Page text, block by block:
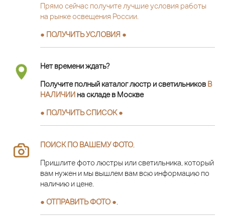
Прямо сейчас получите лучшие условия работы
на рынке освещения России.
● ПОЛУЧИТЬ УСЛОВИЯ ●
Нет времени ждать?
Получите полный каталог люстр и светильников В
НАЛИЧИИ на складе в Москве
● ПОЛУЧИТЬ СПИСОК ●
ПОИСК ПО ВАШЕМУ ФОТО
Пришлите фото люстры или светильника, который
вам нужен и мы вышлем вам всю информацию по
наличию и цене.
● ОТПРАВИТЬ ФОТО ●